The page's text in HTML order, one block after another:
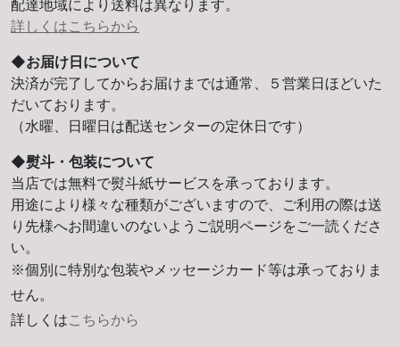
配達地域により送料は異なります。
詳しくはこちらから
◆お届け日について
決済が完了してからお届けまでは通常、５営業日ほどいた
だいております。
（水曜、日曜日は配送センターの定休日です）
◆熨斗・包装について
当店では無料で熨斗紙サービスを承っております。
用途により様々な種類がございますので、ご利用の際は送
り先様へお間違いのないようご説明ページをご一読くださ
い。
※個別に特別な包装やメッセージカード等は承っておりま
せん。
詳しくはこちらから